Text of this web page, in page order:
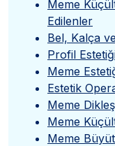
Meme
Edilenler
Bel, Kalça
Profil
Meme
Estetik
Meme
Meme
Meme